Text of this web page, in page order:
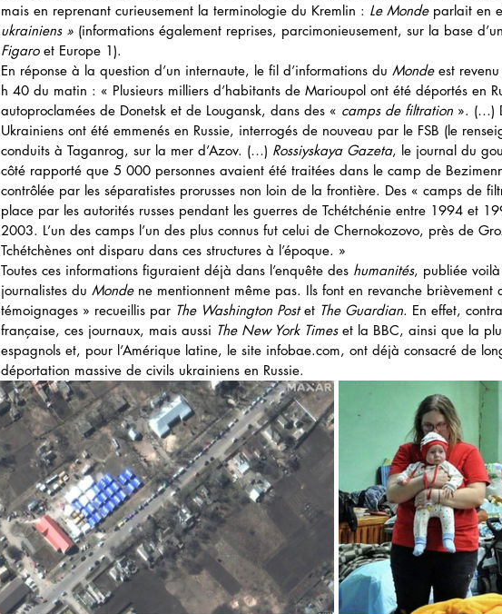
mais en reprenant curieusement la terminologie du Kremlin : Le Monde parlait en
ukrainiens » (informations également reprises, parcimonieusement, sur la base
Figaro et Europe 1).
En réponse à la question d’un internaute, le fil d’informations du Monde est
h 40 du matin : « Plusieurs milliers d’habitants de Marioupol ont été déportés en
autoproclamées de Donetsk et de Lougansk, dans des « camps de filtration ». (…)
Ukrainiens ont été emmenés en Russie, interrogés de nouveau par le FSB (le
conduits à Taganrog, sur la mer d’Azov. (…) Rossiyskaya Gazeta, le journal du
côté rapporté que 5 000 personnes avaient été traitées dans le camp de
contrôlée par les séparatistes prorusses non loin de la frontière. Des « camps de
place par les autorités russes pendant les guerres de Tchétchénie entre 1994 et
2003. L’un des camps l’un des plus connus fut celui de Chernokozovo, près de
Tchétchènes ont disparu dans ces structures à l’époque. »
Toutes ces informations figuraient déjà dans l’enquête des humanités, publiée
journalistes du Monde ne mentionnent même pas. Ils font en revanche brièvement
témoignages » recueillis par The Washington Post et The Guardian. En effet,
française, ces journaux, mais aussi The New York Times et la BBC, ainsi que la
espagnols et, pour l’Amérique latine, le site infobae.com, ont déjà consacré de
déportation massive de civils ukrainiens en Russie.